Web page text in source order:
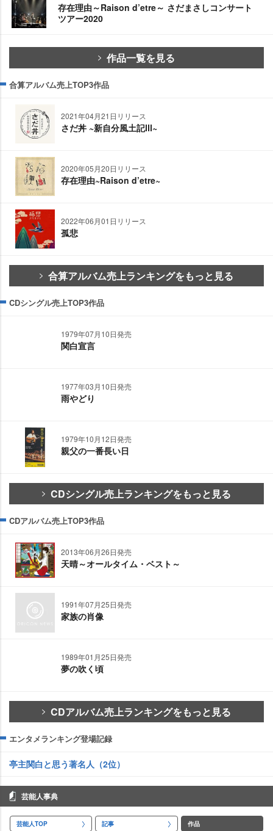
存在理由～Raison d’etre～ さだまさしコンサート
ツアー2020
作品一覧を見る
合算アルバム売上TOP3作品
2021年04月21日リリース
さだ丼 ~新自分風土記Ⅲ~
2020年05月20日リリース
存在理由~Raison d’etre~
2022年06月01日リリース
孤悲
合算アルバム売上ランキングをもっと見る
CDシングル売上TOP3作品
1979年07月10日発売
関白宣言
1977年03月10日発売
雨やどり
1979年10月12日発売
親父の一番長い日
CDシングル売上ランキングをもっと見る
CDアルバム売上TOP3作品
2013年06月26日発売
天晴～オールタイム・ベスト～
1991年07月25日発売
家族の肖像
1989年01月25日発売
夢の吹く頃
CDアルバム売上ランキングをもっと見る
エンタメランキング登場記録
亭主関白と思う著名人（2位）
芸能人事典
芸能人TOP 記事 作品